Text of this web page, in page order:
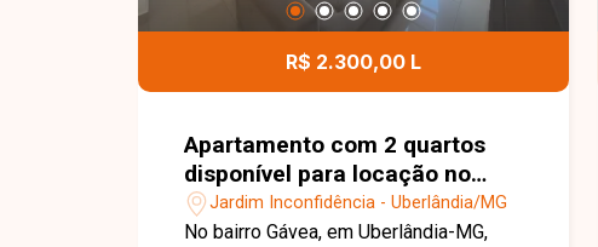
e agende sua visita para conhecer essa
R$ 2.300,00 L
Apartamento com 2 quartos
disponível para locação no
bairro Jardim Inconfidência em
Uberlândia-MG
Jardim Inconfidência - Uberlândia/MG
No bairro Gávea, em Uberlândia-MG,